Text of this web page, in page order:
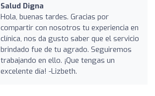
Salud Digna
Hola, buenas tardes. Gracias por
compartir con nosotros tu experiencia en
clínica, nos da gusto saber que el servicio
brindado fue de tu agrado. Seguiremos
trabajando en ello. ¡Que tengas un
excelente día! -Lizbeth.